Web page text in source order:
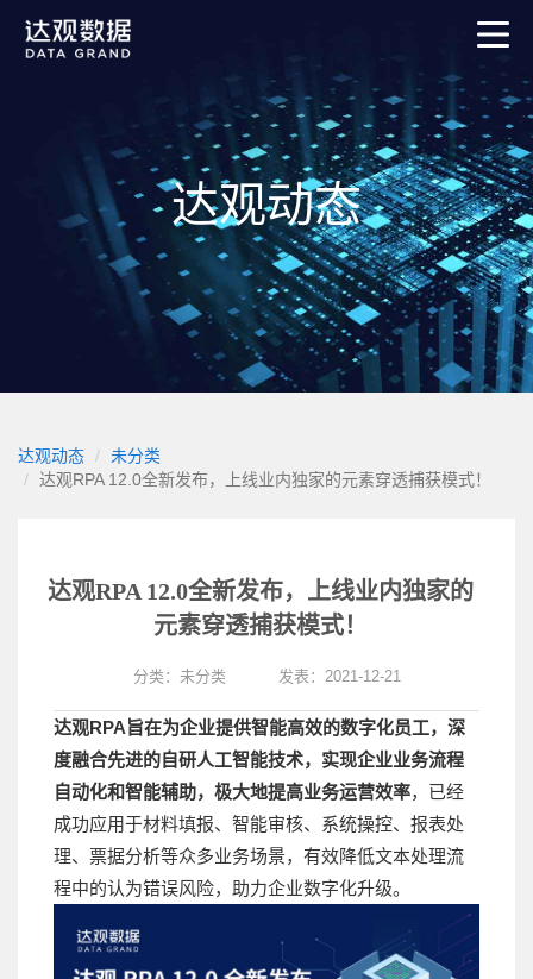
达观动态
达观动态
未分类
达观RPA 12.0全新发布，上线业内独家的元素穿透捕获模式！
达观RPA 12.0全新发布，上线业内独家的
元素穿透捕获模式！
分类： 未分类 发表：2021-12-21
达观RPA旨在为企业提供智能高效的数字化员工，深
度融合先进的自研人工智能技术，实现企业业务流程
自动化和智能辅助，极大地提高业务运营效率，已经
成功应用于材料填报、智能审核、系统操控、报表处
理、票据分析等众多业务场景，有效降低文本处理流
程中的认为错误风险，助力企业数字化升级。